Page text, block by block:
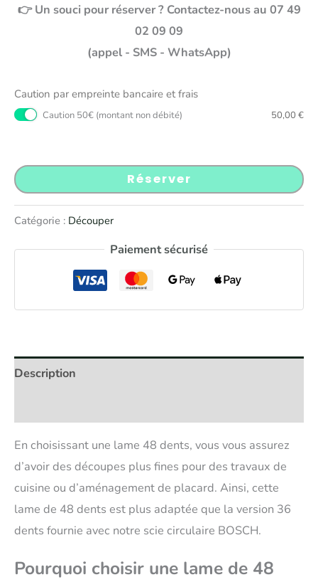
👉 Un souci pour réserver ? Contactez-nous au 07 49
02 09 09
(appel - SMS - WhatsApp)
Caution par empreinte bancaire et frais
Caution 50€ (montant non débité) 50,00 €
Réserver
Catégorie : Découper
Paiement sécurisé
Description
En choisissant une lame 48 dents, vous vous assurez
d’avoir des découpes plus fines pour des travaux de
cuisine ou d’aménagement de placard. Ainsi, cette
lame de 48 dents est plus adaptée que la version 36
dents fournie avec notre scie circulaire BOSCH.
Pourquoi choisir une lame de 48